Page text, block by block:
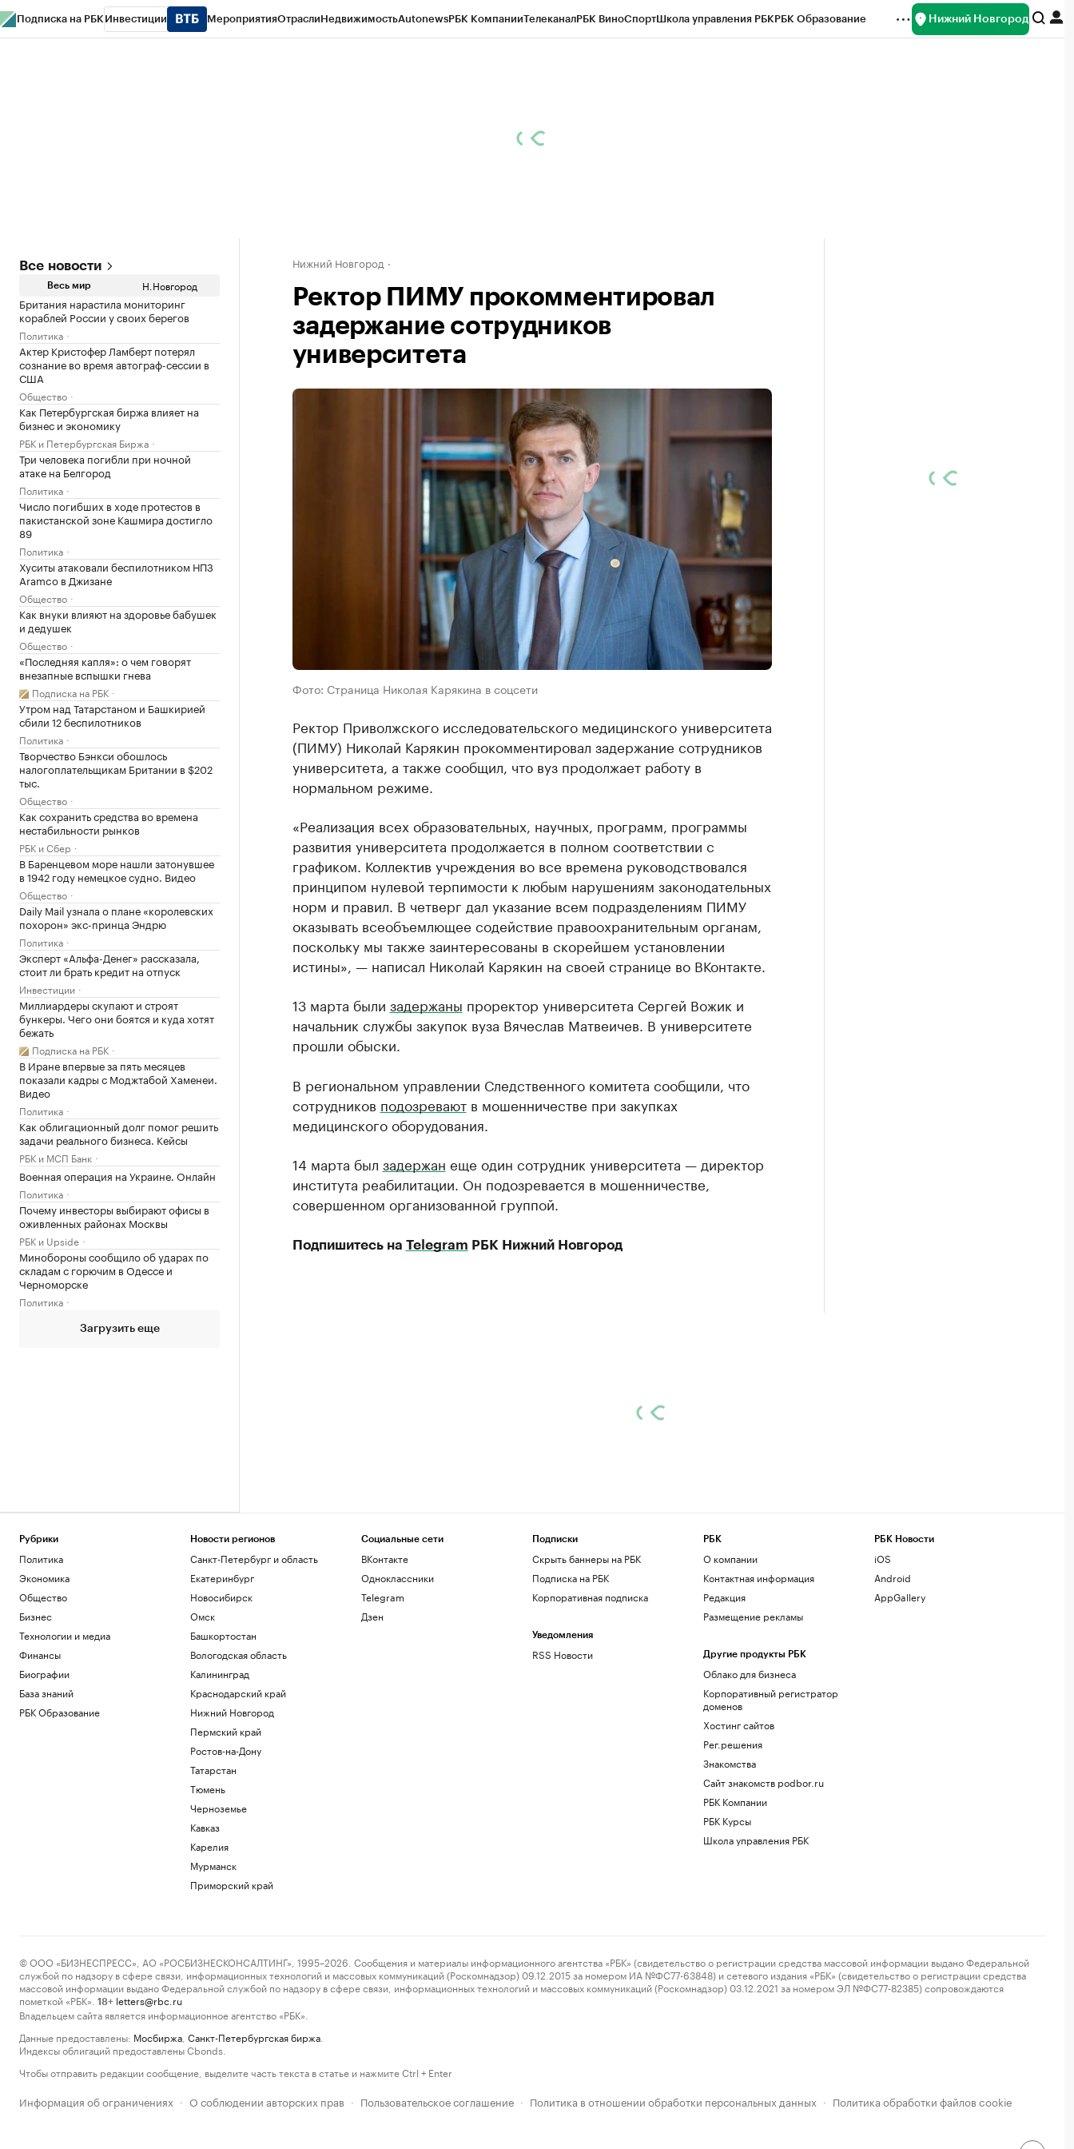
Подписка на РБК Инвестиции МероприятияОтраслиНедвижимостьAutonewsРБК КомпанииТелеканалРБК ВиноСпортШкола управления РБКРБК Образование Нижний Новгород
Все новости
Весь мир Н.Новгород
Британия нарастила мониторинг
кораблей России у своих берегов
Политика
Актер Кристофер Ламберт потерял
сознание во время автограф-сессии в
США
Общество
Как Петербургская биржа влияет на
бизнес и экономику
РБК и Петербургская Биржа
Три человека погибли при ночной
атаке на Белгород
Политика
Число погибших в ходе протестов в
пакистанской зоне Кашмира достигло
89
Политика
Хуситы атаковали беспилотником НПЗ
Aramco в Джизане
Общество
Как внуки влияют на здоровье бабушек
и дедушек
Общество
«Последняя капля»: о чем говорят
внезапные вспышки гнева
Подписка на РБК
Утром над Татарстаном и Башкирией
сбили 12 беспилотников
Политика
Творчество Бэнкси обошлось
налогоплательщикам Британии в $202
тыс.
Общество
Как сохранить средства во времена
нестабильности рынков
РБК и Сбер
В Баренцевом море нашли затонувшее
в 1942 году немецкое судно. Видео
Общество
Daily Mail узнала о плане «королевских
похорон» экс-принца Эндрю
Политика
Эксперт «Альфа-Денег» рассказала,
стоит ли брать кредит на отпуск
Инвестиции
Миллиардеры скупают и строят
бункеры. Чего они боятся и куда хотят
бежать
Подписка на РБК
В Иране впервые за пять месяцев
показали кадры с Моджтабой Хаменеи.
Видео
Политика
Как облигационный долг помог решить
задачи реального бизнеса. Кейсы
РБК и МСП Банк
Военная операция на Украине. Онлайн
Политика
Почему инвесторы выбирают офисы в
оживленных районах Москвы
РБК и Upside
Минобороны сообщило об ударах по
складам с горючим в Одессе и
Черноморске
Политика
Загрузить еще
Нижний Новгород
Ректор ПИМУ прокомментировал
задержание сотрудников
университета
Фото: Страница Николая Карякина в соцсети
Ректор Приволжского исследовательского медицинского университета
(ПИМУ) Николай Карякин прокомментировал задержание сотрудников
университета, а также сообщил, что вуз продолжает работу в
нормальном режиме.
«Реализация всех образовательных, научных, программ, программы
развития университета продолжается в полном соответствии с
графиком. Коллектив учреждения во все времена руководствовался
принципом нулевой терпимости к любым нарушениям законодательных
норм и правил. В четверг дал указание всем подразделениям ПИМУ
оказывать всеобъемлющее содействие правоохранительным органам,
поскольку мы также заинтересованы в скорейшем установлении
истины», — написал Николай Карякин на своей странице во ВКонтакте.
13 марта были задержаны проректор университета Сергей Вожик и
начальник службы закупок вуза Вячеслав Матвеичев. В университете
прошли обыски.
В региональном управлении Следственного комитета сообщили, что
сотрудников подозреваютв мошенничестве при закупках
медицинского оборудования.
14 марта был задержан еще один сотрудник университета — директор
института реабилитации. Он подозревается в мошенничестве,
совершенном организованной группой.
Подпишитесь на Telegram РБК Нижний Новгород
Рубрики
Политика
Экономика
Общество
Бизнес
Технологии и медиа
Финансы
Биографии
База знаний
РБК Образование
Новости регионов
Санкт-Петербург и область
Екатеринбург
Новосибирск
Омск
Башкортостан
Вологодская область
Калининград
Краснодарский край
Нижний Новгород
Пермский край
Ростов-на-Дону
Татарстан
Тюмень
Черноземье
Кавказ
Карелия
Мурманск
Приморский край
Социальные сети
ВКонтакте
Одноклассники
Telegram
Дзен
Подписки
Скрыть баннеры на РБК
Подписка на РБК
Корпоративная подписка
Уведомления
RSS Новости
РБК
О компании
Контактная информация
Редакция
Размещение рекламы
Другие продукты РБК
Облако для бизнеса
Корпоративный регистратор
доменов
Хостинг сайтов
Рег.решения
Знакомства
Сайт знакомств podbor.ru
РБК Компании
РБК Курсы
Школа управления РБК
РБК Новости
iOS
Android
AppGallery
© ООО «БИЗНЕСПРЕСС», АО «РОСБИЗНЕСКОНСАЛТИНГ», 1995–2026. Сообщения и материалы информационного агентства «РБК» (свидетельство о регистрации средства массовой информации выдано Федеральной
службой по надзору в сфере связи, информационных технологий и массовых коммуникаций (Роскомнадзор) 09.12.2015 за номером ИА №ФС77-63848) и сетевого издания «РБК» (свидетельство о регистрации средства
массовой информации выдано Федеральной службой по надзору в сфере связи, информационных технологий и массовых коммуникаций (Роскомнадзор) 03.12.2021 за номером ЭЛ №ФС77-82385) сопровождаются
пометкой «РБК».
18+ letters@rbc.ru
Владельцем сайта является информационное агентство «РБК».
Данные предоставлены: Мосбиржа Санкт-Петербургская биржа
Индексы облигаций предоставлены Cbonds.
Чтобы отправить редакции сообщение, выделите часть текста в статье и нажмите Ctrl + Enter
Информация об ограничениях · О соблюдении авторских прав · Пользовательское соглашение · Политика в отношении обработки персональных данных · Политика обработки файлов cookie